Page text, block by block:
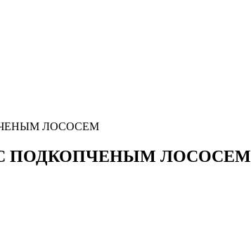
ЛОСОСЕМ
ПОДКОПЧЕНЫМ ЛОСОСЕМ